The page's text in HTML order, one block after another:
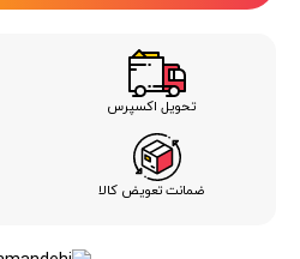
تحویل اکسپرس
ضمانت تعویض کالا